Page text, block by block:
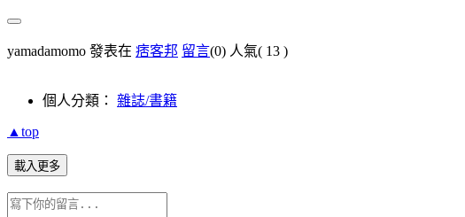
yamadamomo 發表在 痞客邦 留言(0) 人氣( 13 )
個人分類： 雜誌/書籍
▲top
載入更多